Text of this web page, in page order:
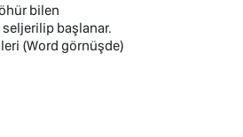
bilen
başlanar.
(Word görnüşde)